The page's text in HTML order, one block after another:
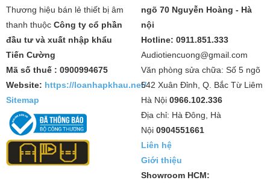
Thương hiệu bán lẻ thiết bị âm
thanh thuộc Công ty cổ phần
đầu tư và xuất nhập khẩu
Tiến Cường
Mã số thuế : 0900994675
Website: https://loanhapkhau.net/
Sitemap
ngõ 70 Nguyễn Hoàng - Hà
nội
Hotline: 0911.851.333
Audiotiencuong@gmail.com
Văn phòng sửa chữa: Số 5 ngõ
542 Xuân Đỉnh, Q. Bắc Từ Liêm
Hà Nội 0966.102.336
Địa chỉ: Hà Đông, Hà
Nội 0904551661
Liên hệ
Giới thiệu
Showroom HCM: